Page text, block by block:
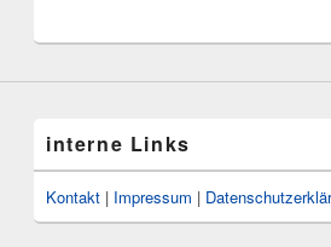
interne Links
Kontakt | Impressum |